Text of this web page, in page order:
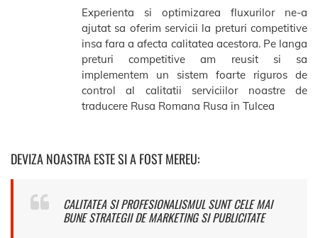
Experienta si optimizarea fluxurilor ne-a
ajutat sa oferim servicii la preturi competitive
insa fara a afecta calitatea acestora. Pe langa
preturi competitive am reusit si sa
implementem un sistem foarte riguros de
control al calitatii serviciilor noastre de
traducere Rusa Romana Rusa in Tulcea
DEVIZA NOASTRA ESTE SI A FOST MEREU:
CALITATEA SI PROFESIONALISMUL SUNT CELE MAI
BUNE STRATEGII DE MARKETING SI PUBLICITATE